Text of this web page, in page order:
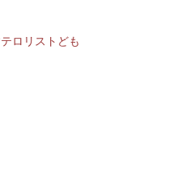
ロリストども